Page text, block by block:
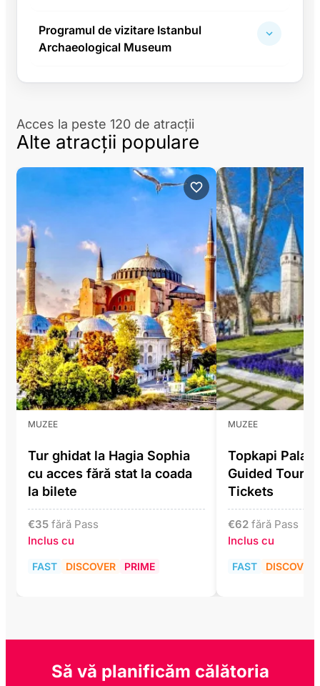
Programul de vizitare Istanbul
Archaeological Museum
Acces la peste 120 de atracții
Alte atracții populare
MUZEE
Tur ghidat la Hagia Sophia
cu acces fără stat la coada
la bilete
€35 fără Pass
Inclus cu
FAST DISCOVER PRIME
MUZEE
Topkapi
Guided Tour
Tickets
€62 fără Pass
Inclus cu
FAST DISCOVER
Să vă planificăm călătoria